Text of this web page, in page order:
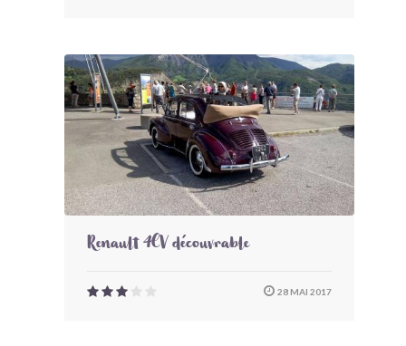
Renault 4CV découvrable
28 MAI 2017